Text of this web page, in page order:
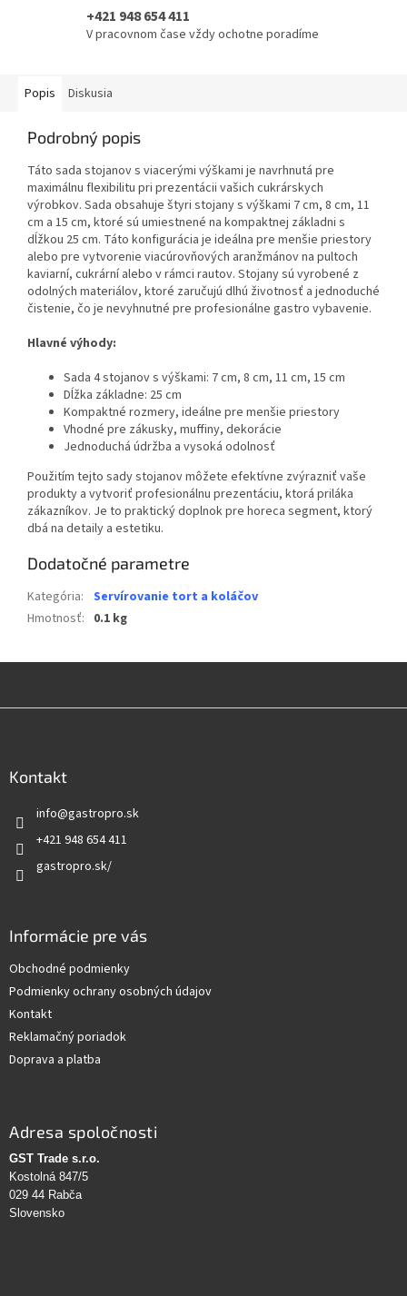
+421 948 654 411
V pracovnom čase vždy ochotne poradíme
Popis Diskusia
Podrobný popis
Táto sada stojanov s viacerými výškami je navrhnutá pre
maximálnu flexibilitu pri prezentácii vašich cukrárskych
výrobkov. Sada obsahuje štyri stojany s výškami 7 cm, 8 cm, 11
cm a 15 cm, ktoré sú umiestnené na kompaktnej základni s
dĺžkou 25 cm. Táto konfigurácia je ideálna pre menšie priestory
alebo pre vytvorenie viacúrovňových aranžmánov na pultoch
kaviarní, cukrární alebo v rámci rautov. Stojany sú vyrobené z
odolných materiálov, ktoré zaručujú dlhú životnosť a jednoduché
čistenie, čo je nevyhnutné pre profesionálne gastro vybavenie.
Hlavné výhody:
Sada 4 stojanov s výškami: 7 cm, 8 cm, 11 cm, 15 cm
Dĺžka základne: 25 cm
Kompaktné rozmery, ideálne pre menšie priestory
Vhodné pre zákusky, muffiny, dekorácie
Jednoduchá údržba a vysoká odolnosť
Použitím tejto sady stojanov môžete efektívne zvýrazniť vaše
produkty a vytvoriť profesionálnu prezentáciu, ktorá priláka
zákazníkov. Je to praktický doplnok pre horeca segment, ktorý
dbá na detaily a estetiku.
Dodatočné parametre
Kategória: Servírovanie tort a koláčov
Hmotnosť: 0.1 kg
Kontakt
info@gastropro.sk
+421 948 654 411
gastropro.sk/
Informácie pre vás
Obchodné podmienky
Podmienky ochrany osobných údajov
Kontakt
Reklamačný poriadok
Doprava a platba
Adresa spoločnosti
GST Trade s.r.o.
Kostolná 847/5
029 44 Rabča
Slovensko